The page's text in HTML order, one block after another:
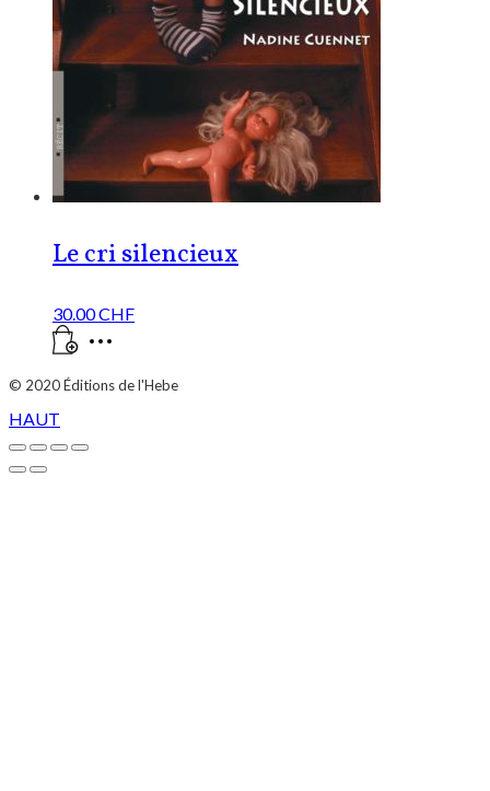
Le cri silencieux
30.00CHF
© 2020Éditions de l'Hebe
HAUT